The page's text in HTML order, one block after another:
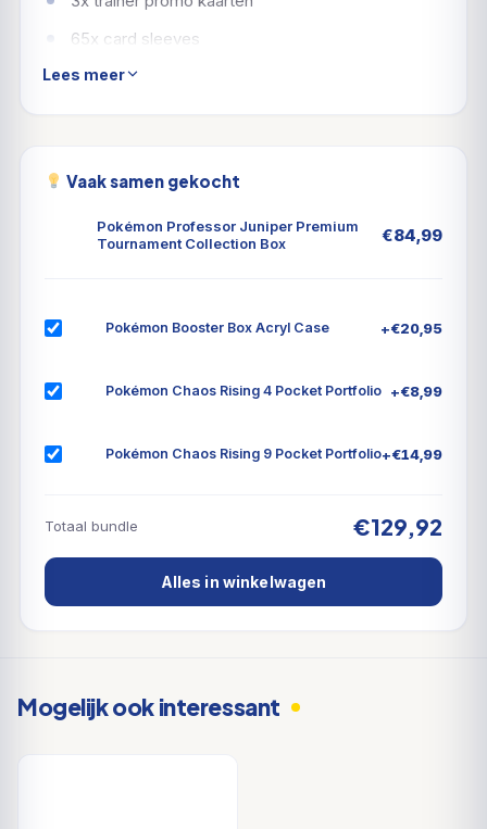
65x card sleeves
1x munt
6x dobbelstenen
1 online code kaart
trainers kennismaken met hun avontuur in de wereld
om hun aard en verborgen vaardigheden te
toevoegen, maar ook veel speciale accessoires die
van pas komen in het spel.
Lees meer
Vaak samen gekocht
Pokémon Professor Juniper Premium
Tournament Collection Box
€84,99
Pokémon Booster Box Acryl Case +€20,95
Pokémon Chaos Rising 4 Pocket Portfolio +€8,99
Pokémon Chaos Rising 9 Pocket Portfolio+€14,99
Totaal bundle €129,92
Alles in winkelwagen
Mogelijk ook interessant